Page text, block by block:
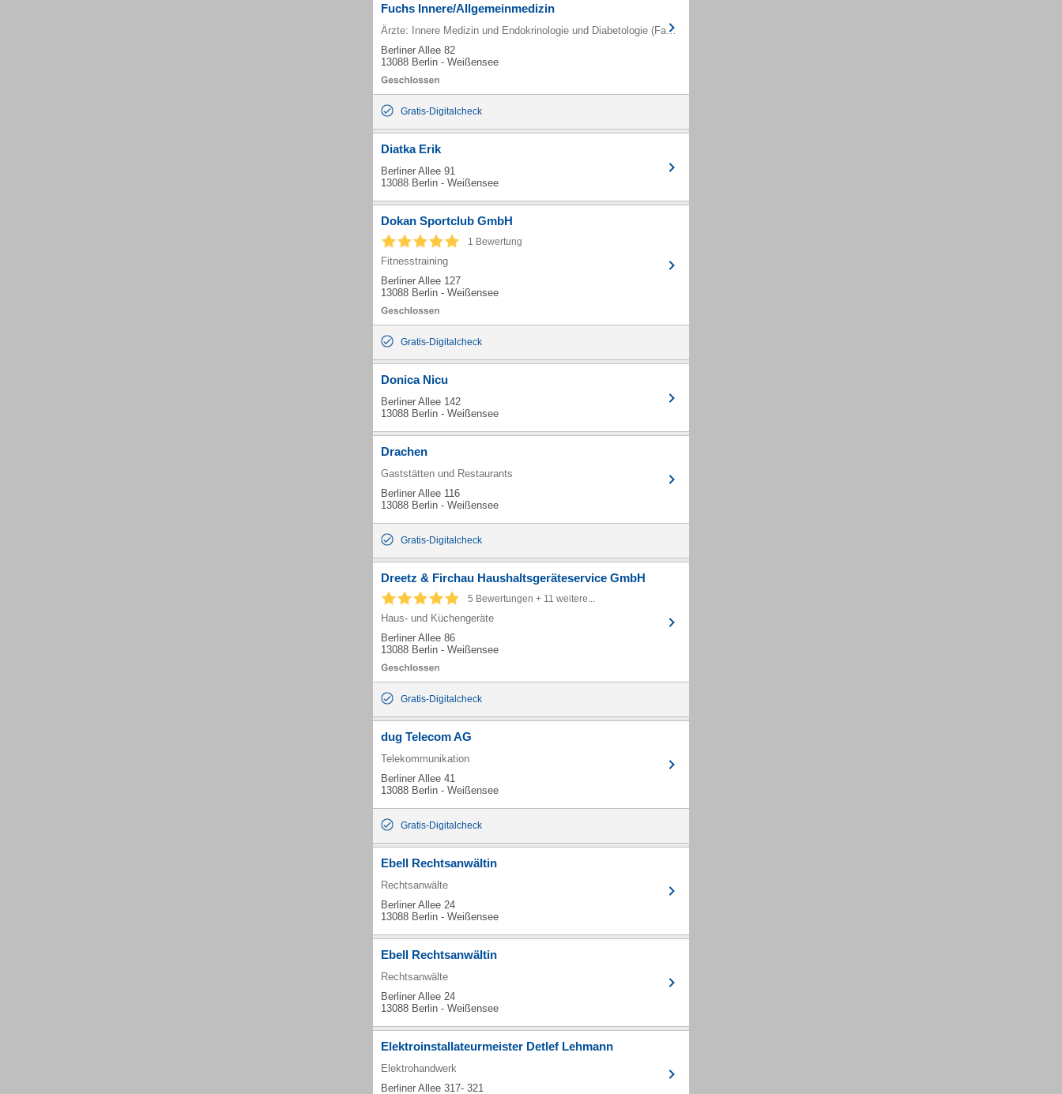
Fuchs Innere/Allgemeinmedizin
Ärzte: Innere Medizin und Endokrinologie und Diabetologie (Fachärzte)
Berliner Allee 82
13088 Berlin - Weißensee
Gratis-Digitalcheck
Diatka Erik
Berliner Allee 91
13088 Berlin - Weißensee
Dokan Sportclub GmbH
1 Bewertung
Fitnesstraining
Berliner Allee 127
13088 Berlin - Weißensee
Gratis-Digitalcheck
Donica Nicu
Berliner Allee 142
13088 Berlin - Weißensee
Drachen
Gaststätten und Restaurants
Berliner Allee 116
13088 Berlin - Weißensee
Gratis-Digitalcheck
Dreetz & Firchau Haushaltsgeräteservice GmbH
5 Bewertungen + 11 weitere...
Haus- und Küchengeräte
Berliner Allee 86
13088 Berlin - Weißensee
Gratis-Digitalcheck
dug Telecom AG
Telekommunikation
Berliner Allee 41
13088 Berlin - Weißensee
Gratis-Digitalcheck
Ebell Rechtsanwältin
Rechtsanwälte
Berliner Allee 24
13088 Berlin - Weißensee
Ebell Rechtsanwältin
Rechtsanwälte
Berliner Allee 24
13088 Berlin - Weißensee
Elektroinstallateurmeister Detlef Lehmann
Elektrohandwerk
Berliner Allee 317- 321